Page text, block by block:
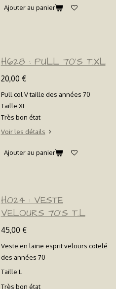
Ajouter au panier
H628 : PULL 70'S T.XL
20,00 €
Pull col V taille des années 70
Taille XL
Très bon état
Voir les détails
Ajouter au panier
H024 : VESTE
VELOURS 70'S T.L
45,00 €
Veste en laine esprit velours cotelé
des années 70
Taille L
Très bon état